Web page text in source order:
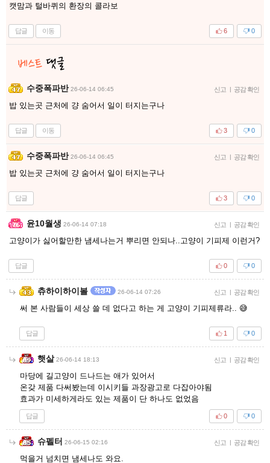
캣맘과 털바퀴의 환장의 콜라보
답글 이동 0
6
수중폭파반 26-06-14 06:45 신고 | 공감 확인
밥 있는곳 근처에 걍 숨어서 일이 터지는구나
답글 이동 0
3
수중폭파반 26-06-14 06:45 신고 | 공감 확인
밥 있는곳 근처에 걍 숨어서 일이 터지는구나
답글 0
3
윤10월생 26-06-14 07:18 신고 | 공감 확인
고양이가 싫어할만한 냄세나는거 뿌리면 안되나..고양이 기피제 이런거?
답글 0
0
츄하이하이볼 26-06-14 07:26 신고 | 공감 확인
써 본 사람들이 세상 쓸 데 없다고 하는 게 고양이 기피제류라.. 😅
답글 0
1
햇살 26-06-14 18:13 신고 | 공감 확인
마당에 길고양이 드나드는 애가 있어서
온갖 제품 다써봤는데 이시키들 과장광고로 다잡아야됨
효과가 미세하게라도 있는 제품이 단 하나도 없었음
답글 0
0
슈펠터 26-06-15 02:16 신고 | 공감 확인
먹을거 넘치면 냄세나도 와요.